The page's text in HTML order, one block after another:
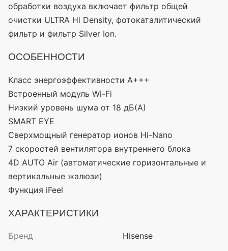
обработки воздуха включает фильтр общей
очистки ULTRA Hi Density, фотокаталитический
фильтр и фильтр Silver Ion.
ОСОБЕННОСТИ
Класс энергоэффективности А+++
Встроенный модуль Wi-Fi
Низкий уровень шума от 18 дБ(А)
SMART EYE
Сверхмощный генератор ионов Hi-Nano
7 скоростей вентилятора внутреннего блока
4D AUTO Air (автоматические горизонтальные и
вертикальные жалюзи)
Функция iFeel
ХАРАКТЕРИСТИКИ
Бренд Hisense